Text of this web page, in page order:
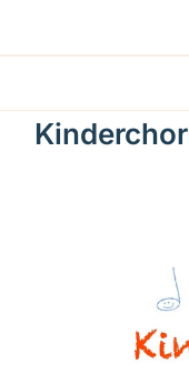
Kinderchor